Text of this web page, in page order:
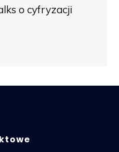
o cyfryzacji